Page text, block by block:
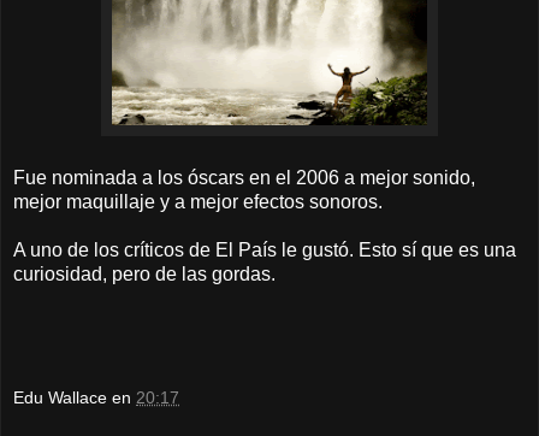
Fue nominada a los óscars en el 2006 a mejor sonido,
mejor maquillaje y a mejor efectos sonoros.
A uno de los críticos de El País le gustó. Esto sí que es una
curiosidad, pero de las gordas.
Edu Wallace en 20:17